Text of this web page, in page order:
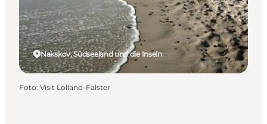
Urlaubsplaner
Nakskov, Südseeland und die Inseln
Foto: Visit Lolland-Falster